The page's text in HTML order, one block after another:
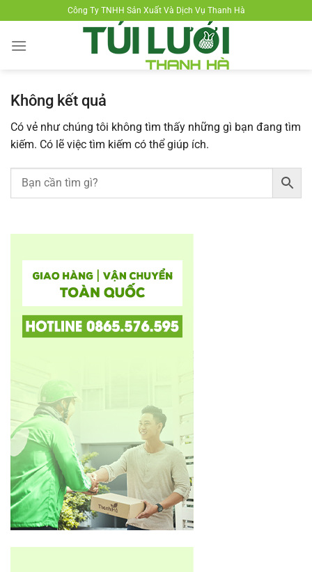
đến
nội
Công Ty TNHH Sản Xuất Và Dịch Vụ Thanh Hà
Không kết quả
Có vẻ như chúng tôi không tìm thấy những gì bạn đang tìm
kiếm. Có lẽ việc tìm kiếm có thể giúp ích.